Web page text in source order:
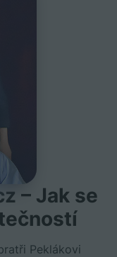
–⁠⁠⁠⁠⁠⁠ Jak se
Peklákovi